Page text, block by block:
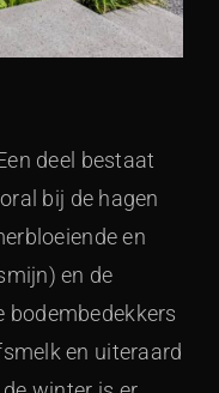
deel bestaat
bij de hagen
en
en de
bodembedekkers
en uiteraard